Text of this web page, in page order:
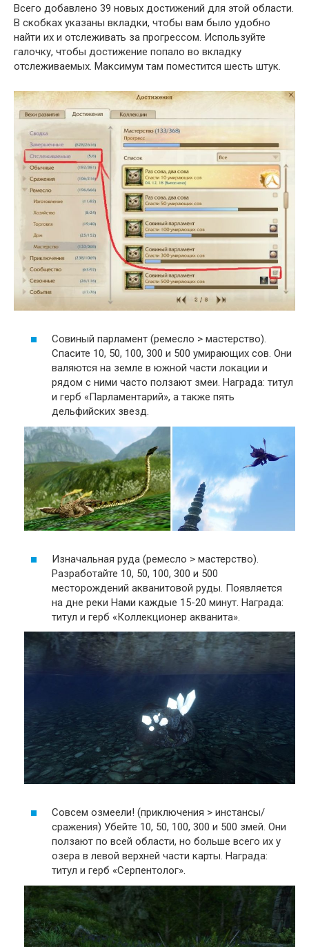
Всего добавлено 39 новых достижений для этой области.
В скобках указаны вкладки, чтобы вам было удобно
найти их и отслеживать за прогрессом. Используйте
галочку, чтобы достижение попало во вкладку
отслеживаемых. Максимум там поместится шесть штук.
Совиный парламент (ремесло > мастерство).
Спасите 10, 50, 100, 300 и 500 умирающих сов. Они
валяются на земле в южной части локации и
рядом с ними часто ползают змеи. Награда: титул
и герб «Парламентарий», а также пять
дельфийских звезд.
Изначальная руда (ремесло > мастерство).
Разработайте 10, 50, 100, 300 и 500
месторождений акванитовой руды. Появляется
на дне реки Нами каждые 15-20 минут. Награда:
титул и герб «Коллекционер акванита».
Совсем озмеели! (приключения > инстансы/
сражения) Убейте 10, 50, 100, 300 и 500 змей. Они
ползают по всей области, но больше всего их у
озера в левой верхней части карты. Награда:
титул и герб «Серпентолог».